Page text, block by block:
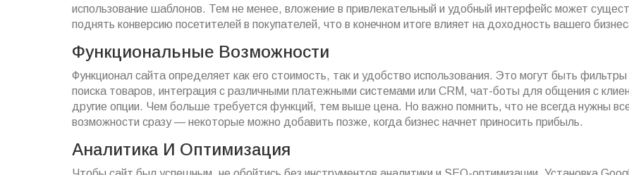
использование шаблонов. Тем не менее, вложение в привлекательный и удобный интерфейс может
поднять конверсию посетителей в покупателей, что в конечном итоге влияет на доходность вашего
Функциональные Возможности
Функционал сайта определяет как его стоимость, так и удобство использования. Это могут быть
поиска товаров, интеграция с различными платежными системами или CRM, чат-боты для общения с
другие опции. Чем больше требуется функций, тем выше цена. Но важно помнить, что не всегда нужны
возможности сразу — некоторые можно добавить позже, когда бизнес начнет приносить прибыль.
Аналитика И Оптимизация